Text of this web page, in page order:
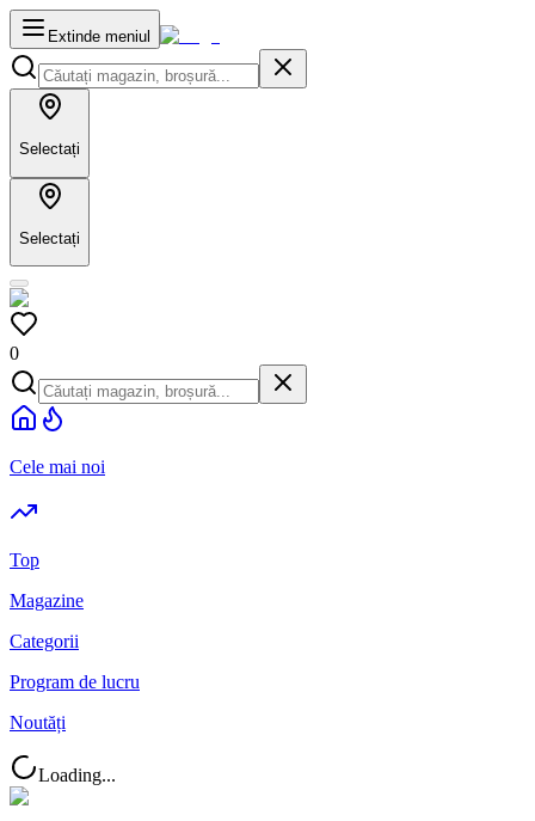
Extinde meniul
Selectați
Selectați
0
Cele mai noi
Top
Magazine
Categorii
Program de lucru
Noutăți
Loading...